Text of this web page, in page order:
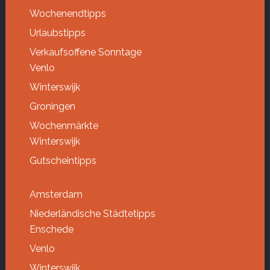
Wochenendtipps
Urlaubstipps
Verkaufsoffene Sonntage
Venlo
Winterswijk
Groningen
Wochenmärkte
Winterswijk
Gutscheintipps
Amsterdam
Niederländische Städtetipps
Enschede
Venlo